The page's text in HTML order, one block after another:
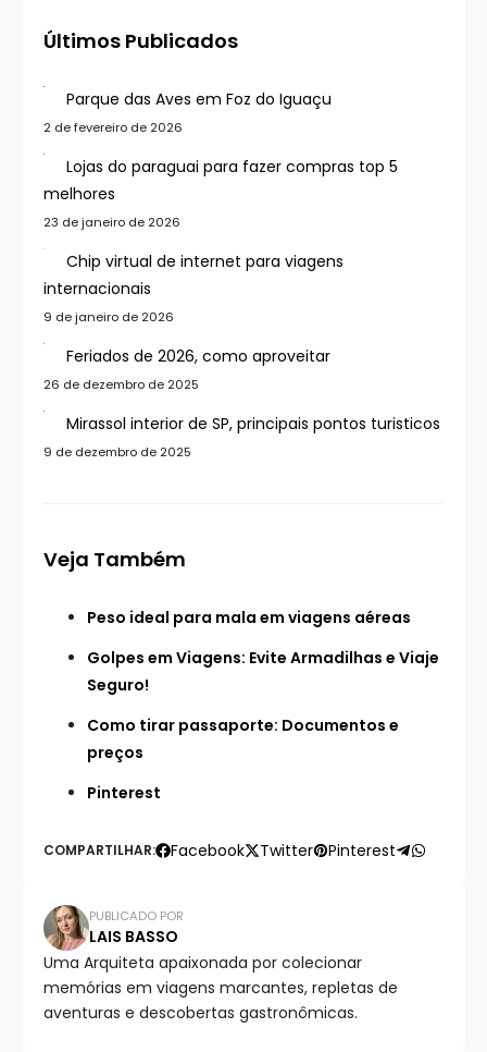
Últimos Publicados
Parque das Aves em Foz do Iguaçu
2 de fevereiro de 2026
Lojas do paraguai para fazer compras top 5
melhores
23 de janeiro de 2026
Chip virtual de internet para viagens
internacionais
9 de janeiro de 2026
Feriados de 2026, como aproveitar
26 de dezembro de 2025
Mirassol interior de SP, principais pontos turisticos
9 de dezembro de 2025
Veja Também
Peso ideal para mala em viagens aéreas
Golpes em Viagens: Evite Armadilhas e Viaje
Seguro!
Como tirar passaporte: Documentos e
preços
Pinterest
COMPARTILHAR: Facebook Twitter Pinterest
PUBLICADO POR
LAIS BASSO
Uma Arquiteta apaixonada por colecionar
memórias em viagens marcantes, repletas de
aventuras e descobertas gastronômicas.